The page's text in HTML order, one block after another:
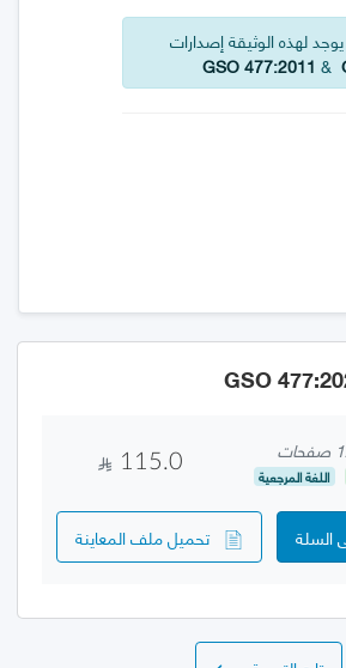
يوجد لهذه الوثيقة إصدارات
GSO 477:2011 &
اللغة المرجعية
115.0
السلة تحميل ملف المعاينة